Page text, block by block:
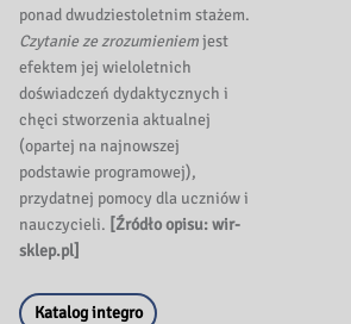
ponad dwudziestoletnim stażem.
Czytanie ze zrozumieniemjest
efektem jej wieloletnich
doświadczeń dydaktycznych i
chęci stworzenia aktualnej
(opartej na najnowszej
podstawie programowej),
przydatnej pomocy dla uczniów i
nauczycieli. [Źródło opisu: wir-
sklep.pl]
Katalog integro